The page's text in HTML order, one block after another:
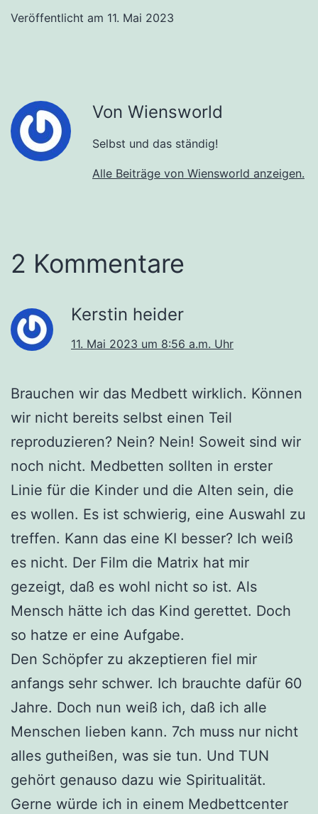
Veröffentlicht am 11. Mai 2023
Von Wiensworld
Selbst und das ständig!
Alle Beiträge von Wiensworld anzeigen.
2 Kommentare
Kerstin heider
11. Mai 2023 um 8:56 a.m. Uhr
Brauchen wir das Medbett wirklich. Können
wir nicht bereits selbst einen Teil
reproduzieren? Nein? Nein! Soweit sind wir
noch nicht. Medbetten sollten in erster
Linie für die Kinder und die Alten sein, die
es wollen. Es ist schwierig, eine Auswahl zu
treffen. Kann das eine KI besser? Ich weiß
es nicht. Der Film die Matrix hat mir
gezeigt, daß es wohl nicht so ist. Als
Mensch hätte ich das Kind gerettet. Doch
so hatze er eine Aufgabe.
Den Schöpfer zu akzeptieren fiel mir
anfangs sehr schwer. Ich brauchte dafür 60
Jahre. Doch nun weiß ich, daß ich alle
Menschen lieben kann. 7ch muss nur nicht
alles gutheißen, was sie tun. Und TUN
gehört genauso dazu wie Spiritualität.
Gerne würde ich in einem Medbettcenter